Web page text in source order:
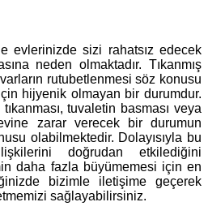
evlerinizde sizi rahatsız edecek
neden olmaktadır. Tıkanmış
rutubetlenmesi söz konusu
hijyenik olmayan bir durumdur.
tuvaletin basması veya
zarar verecek bir durumun
olabilmektedir. Dolayısıyla bu
doğrudan etkilediğini
daha fazla büyümemesi için en
bizimle iletişime geçerek
sağlayabilirsiniz.